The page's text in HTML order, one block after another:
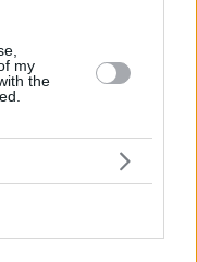
my
the
Κοινοποιήστε
Επόμενη
Τύπος Δρ.